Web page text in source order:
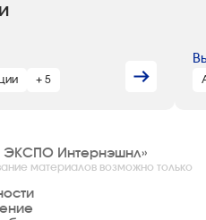
+ 5
ЭКСПО Интернэшнл»
материалов возможно только